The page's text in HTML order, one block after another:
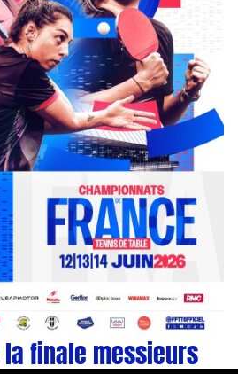
finale messieurs